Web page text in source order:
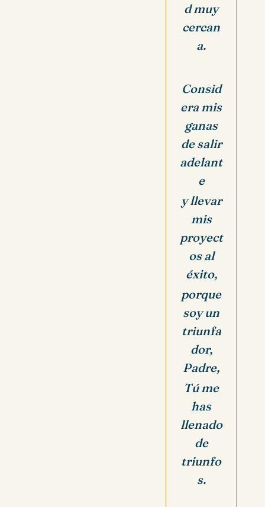
d muy
cercan
a.
Consid
era mis
ganas
de salir
adelant
e
y llevar
mis
proyect
os al
éxito,
porque
soy un
triunfa
dor,
Padre,
Tú me
has
llenado
de
triunfo
s.